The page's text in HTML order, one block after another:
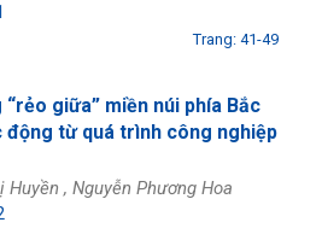
Trang: 41-49
giữa” miền núi phía Bắc
động từ quá trình công nghiệp
, Nguyễn Phương Hoa